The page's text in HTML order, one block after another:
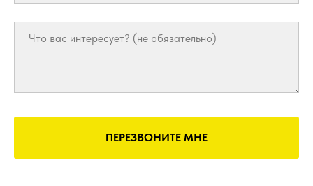
ПЕРЕЗВОНИТЕ МНЕ